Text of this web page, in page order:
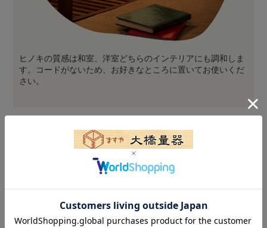
ヒノキの質感は和室、洋室どちらのインテリアにも調和しま
す。コードがないため、お好きなところに置いてお使いくだ
さい。
使用方法について